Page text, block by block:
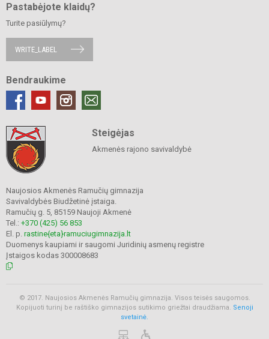
Pastabėjote klaidų?
Turite pasiūlymų?
WRITE_LABEL
Bendraukime
Steigėjas
Akmenės rajono savivaldybė
Naujosios Akmenės Ramučių gimnazija
Savivaldybės Biudžetinė įstaiga.
Ramučių g. 5, 85159 Naujoji Akmenė
Tel.: +370 (425) 56 853
El. p. rastine{eta}ramuciugimnazija.lt
Duomenys kaupiami ir saugomi Juridinių asmenų registre
Įstaigos kodas 300008683
© 2017. Naujosios Akmenės Ramučių gimnazija. Visos teisės saugomos.
Kopijuoti turinį be raštiško gimnazijos sutikimo griežtai draudžiama.
Senoji
svetainė.